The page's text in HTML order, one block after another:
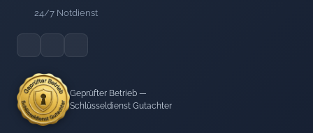
24/7 Notdienst
Geprüfter Betrieb —
Schlüsseldienst Gutachter